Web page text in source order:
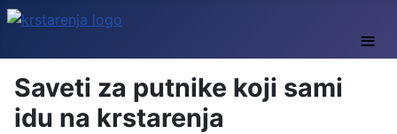
≡
Saveti za putnike koji sami
idu na krstarenja